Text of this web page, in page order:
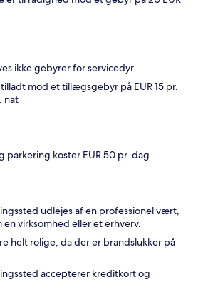
ikke gebyrer for servicedyr
mod et tillægsgebyr på EUR 15 pr.
nat
parkering koster EUR 50 pr. dag
udlejes af en professionel vært,
en virksomhed eller et erhverv.
helt rolige, da der er brandslukker på
accepterer kreditkort og